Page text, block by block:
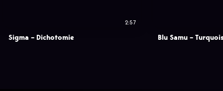
2:57
Sigma – Dichotomie Blu Samu –